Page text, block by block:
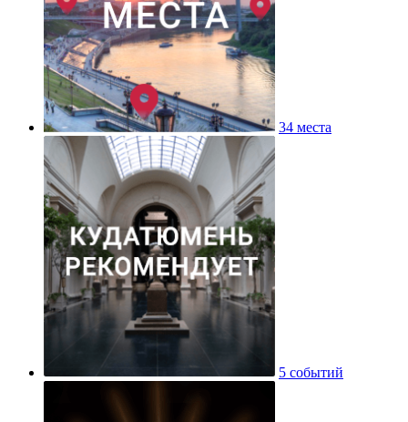
34 места
5 событий